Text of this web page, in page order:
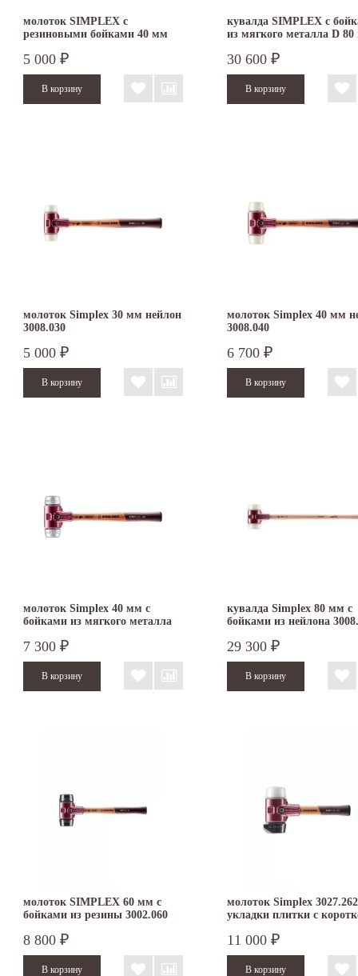
молоток SIMPLEX с
резиновыми бойками 40 мм
5 000 ₽
кувалда SIMPLEX с
из мягкого металла D
30 600 ₽
молоток Simplex 30 мм нейлон
3008.030
5 000 ₽
молоток Simplex 40 мм
3008.040
6 700 ₽
молоток Simplex 40 мм с
бойками из мягкого металла
7 300 ₽
кувалда Simplex 80 мм с
бойками из нейлона
29 300 ₽
молоток SIMPLEX 60 мм с
бойками из резины 3002.060
8 800 ₽
молоток Simplex
укладки плитки с
резина StandUp/
11 000 ₽